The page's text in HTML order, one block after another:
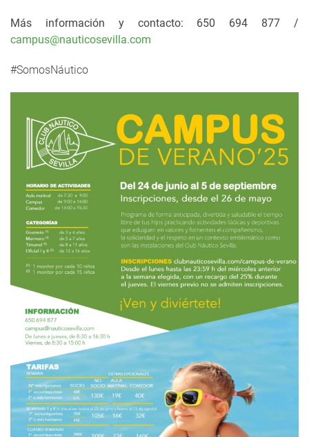
Más información y contacto: 650 694 877 /
campus@nauticosevilla.com
#SomosNáutico